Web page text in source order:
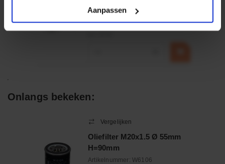
Aanpassen
€ 32,50
Onlangs bekeken:
Vergelijken
Oliefilter M20x1.5 Ø 55mm
H=90mm
Artikelnummer: W6106